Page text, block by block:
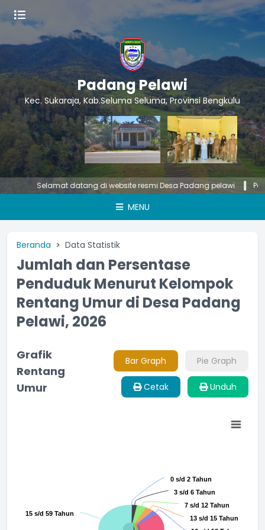
Padang Pelawi
Kec. Sukaraja, Kab.Seluma Seluma, Provinsi Bengkulu
Selamat datang di website resmi Desa Padang pelawi
MENU
Beranda Data Statistik
Jumlah dan Persentase
Penduduk Menurut Kelompok
Rentang Umur di Desa Padang
Pelawi, 2026
Grafik
Rentang
Umur
Bar Graph Pie Graph
Cetak Unduh
0 s/d 2 Tahun
0 s/d 2 Tahun
3 s/d 6 Tahun
3 s/d 6 Tahun
7 s/d 12 Tahun
7 s/d 12 Tahun
13 s/d 15 Tahun
13 s/d 15 Tahun
15 s/d 59 Tahun
15 s/d 59 Tahun